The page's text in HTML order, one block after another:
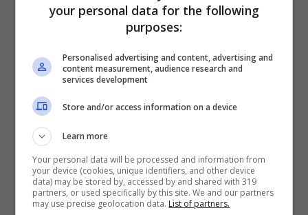
Dopo l’ultimo taglio della Bce a ottobre, il
tasso sui depositi è sceso al 3,25%, quello
di rifinanziamento principale al 3,40% e il
tasso di rifinanziamento marginale al
3,65%. La riduzione dei tassi di interesse
diminuisce il costo del denaro per le
banchee dunque il costo dei finanziamenti
tra istituti bancari.
your personal data for the following
purposes:
Personalised advertising and content, advertising and
content measurement, audience research and
services development
Store and/or access information on a device
Learn more
Your personal data will be processed and information from
your device (cookies, unique identifiers, and other device
data) may be stored by, accessed by and shared with 319
partners, or used specifically by this site. We and our partners
may use precise geolocation data. List of partners.